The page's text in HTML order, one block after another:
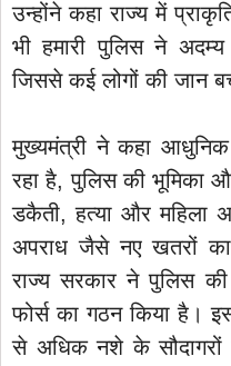
उन्होंने कहा राज्य में
भी हमारी पुलिस ने
जिससे कई लोगों की जान
मुख्यमंत्री ने कहा
रहा है, पुलिस की भूमिका
डकैती, हत्या और महिला
अपराध जैसे नए खतरों का
राज्य सरकार ने पुलिस की
फोर्स का गठन किया है।
से अधिक नशे के सौदागरों